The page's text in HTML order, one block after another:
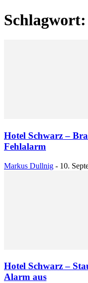
Hotel Schwarz –
Fehlalarm
Markus Dullnig - 10.
Hotel Schwarz –
Alarm aus